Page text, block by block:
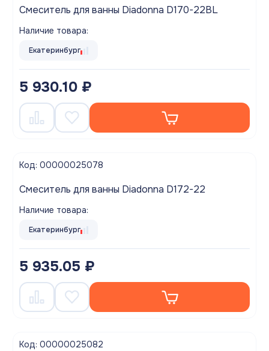
Смеситель для ванны Diadonna D170-22BL
Наличие товара:
Екатеринбург
5 930.10 ₽
Код: 00000025078
Смеситель для ванны Diadonna D172-22
Наличие товара:
Екатеринбург
5 935.05 ₽
Код: 00000025082